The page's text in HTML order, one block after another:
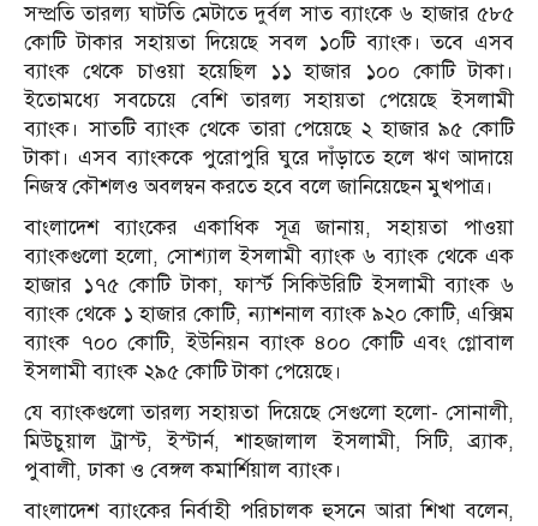
সম্প্রতি তারল্য ঘাটতি মেটাতে দুর্বল সাত ব্যাংকে ৬ হাজার ৫৮৫
কোটি টাকার সহায়তা দিয়েছে সবল ১০টি ব্যাংক। তবে এসব
ব্যাংক থেকে চাওয়া হয়েছিল ১১ হাজার ১০০ কোটি টাকা।
ইতোমধ্যে সবচেয়ে বেশি তারল্য সহায়তা পেয়েছে ইসলামী
ব্যাংক। সাতটি ব্যাংক থেকে তারা পেয়েছে ২ হাজার ৯৫ কোটি
টাকা। এসব ব্যাংককে পুরোপুরি ঘুরে দাঁড়াতে হলে ঋণ আদায়ে
নিজস্ব কৌশলও অবলম্বন করতে হবে বলে জানিয়েছেন মুখপাত্র।
বাংলাদেশ ব্যাংকের একাধিক সূত্র জানায়, সহায়তা পাওয়া
ব্যাংকগুলো হলো, সোশ্যাল ইসলামী ব্যাংক ৬ ব্যাংক থেকে এক
হাজার ১৭৫ কোটি টাকা, ফার্স্ট সিকিউরিটি ইসলামী ব্যাংক ৬
ব্যাংক থেকে ১ হাজার কোটি, ন্যাশনাল ব্যাংক ৯২০ কোটি, এক্সিম
ব্যাংক ৭০০ কোটি, ইউনিয়ন ব্যাংক ৪০০ কোটি এবং গ্লোবাল
ইসলামী ব্যাংক ২৯৫ কোটি টাকা পেয়েছে।
যে ব্যাংকগুলো তারল্য সহায়তা দিয়েছে সেগুলো হলো- সোনালী,
মিউচুয়াল ট্রাস্ট, ইস্টার্ন, শাহজালাল ইসলামী, সিটি, ব্র্যাক,
পুবালী, ঢাকা ও বেঙ্গল কমার্শিয়াল ব্যাংক।
বাংলাদেশ ব্যাংকের নির্বাহী পরিচালক হুসনে আরা শিখা বলেন,